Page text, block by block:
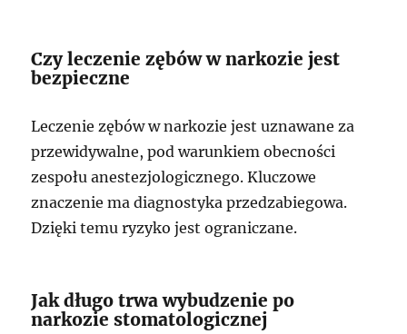
Czy leczenie zębów w narkozie jest
bezpieczne
Leczenie zębów w narkozie jest uznawane za
przewidywalne, pod warunkiem obecności
zespołu anestezjologicznego. Kluczowe
znaczenie ma diagnostyka przedzabiegowa.
Dzięki temu ryzyko jest ograniczane.
Jak długo trwa wybudzenie po
narkozie stomatologicznej